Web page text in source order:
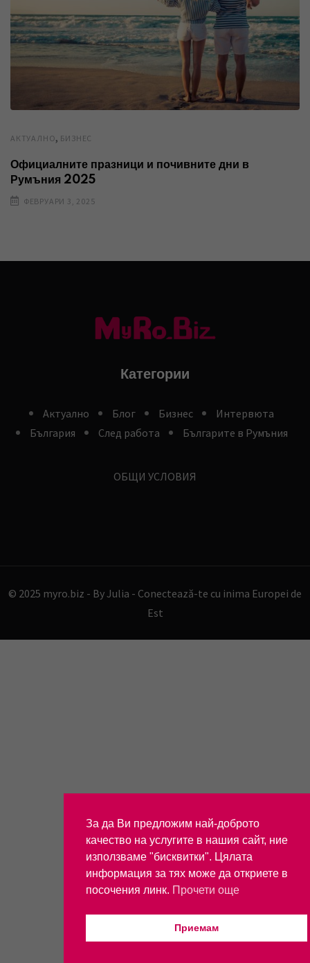
AКТУАЛНО, БИЗНЕС
Официалните празници и почивните дни в
Румъния 2025
ФЕВРУАРИ 3, 2025
Категории
Aктуално Блог Бизнес
Интервюта
България
След работа Българите в Румъния
ОБЩИ УСЛОВИЯ
© 2025 myro.biz - By Julia - Conectează-te cu inima Europei de
Est
За да Ви предложим най-доброто
качество на услугите в нашия сайт, ние
използваме "бисквитки". Цялата
информация за тях може да откриете в
посочения линк. Прочети още
Приемам